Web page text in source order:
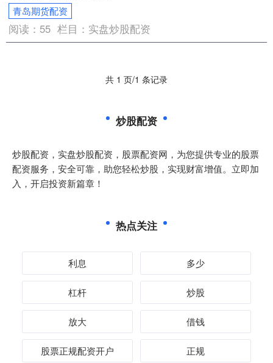
青岛期货配资
阅读： 55 栏目： 实盘炒股配资
共 1 页/1 条记录
炒股配资
炒股配资，实盘炒股配资，股票配资网，为您提供专业的股票
配资服务，安全可靠，助您轻松炒股，实现财富增值。立即加
入，开启投资新篇章！
热点关注
利息 多少
杠杆 炒股
放大 借钱
股票正规配资开户 正规